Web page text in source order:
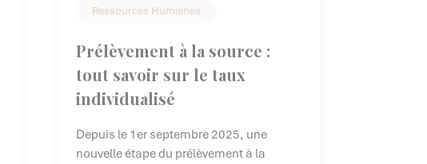
Ressources Humaines
Prélèvement à la source :
tout savoir sur le taux
individualisé
Depuis le 1er septembre 2025, une
nouvelle étape du prélèvement à la